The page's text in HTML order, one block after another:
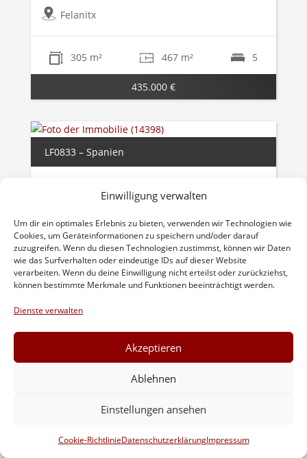
Einwilligung verwalten
Um dir ein optimales Erlebnis zu bieten, verwenden wir Technologien wie
Cookies, um Geräteinformationen zu speichern und/oder darauf
zuzugreifen. Wenn du diesen Technologien zustimmst, können wir Daten
wie das Surfverhalten oder eindeutige IDs auf dieser Website
verarbeiten. Wenn du deine Einwilligung nicht erteilst oder zurückziehst,
können bestimmte Merkmale und Funktionen beeinträchtigt werden.
Dienste verwalten
Akzeptieren
Ablehnen
Einstellungen ansehen
Cookie-RichtlinieDatenschutzerklärungImpressum
Felanitx
305 m² 467 m² 5
435.000 €
LF0833 – Spanien
mit Panoramablick auf Sant Salvador
Finca
Felanitx
500 m² 25.900 m² 10
Aussergewöhnliche Villa mit Meer-und
Bergblick in der Bucht von Palma